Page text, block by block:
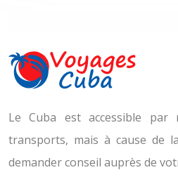
Le Cuba est accessible par
transports, mais à cause de
demander conseil auprès de